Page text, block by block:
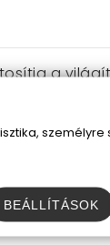
a
legyen
és
BEÁLLÍTÁSOK